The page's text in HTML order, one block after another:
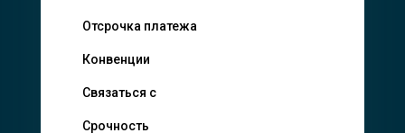
Отсрочка платежа
Конвенции
Связаться с
Срочность